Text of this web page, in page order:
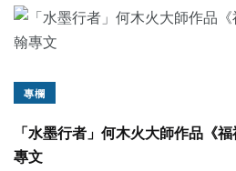
專欄
「水墨行者」何木火大師作品《
專文